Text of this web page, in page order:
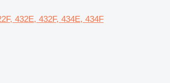
432E, 432F, 434E, 434F